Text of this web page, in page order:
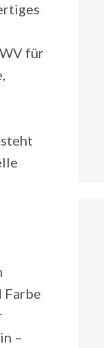
für
Farbe
–